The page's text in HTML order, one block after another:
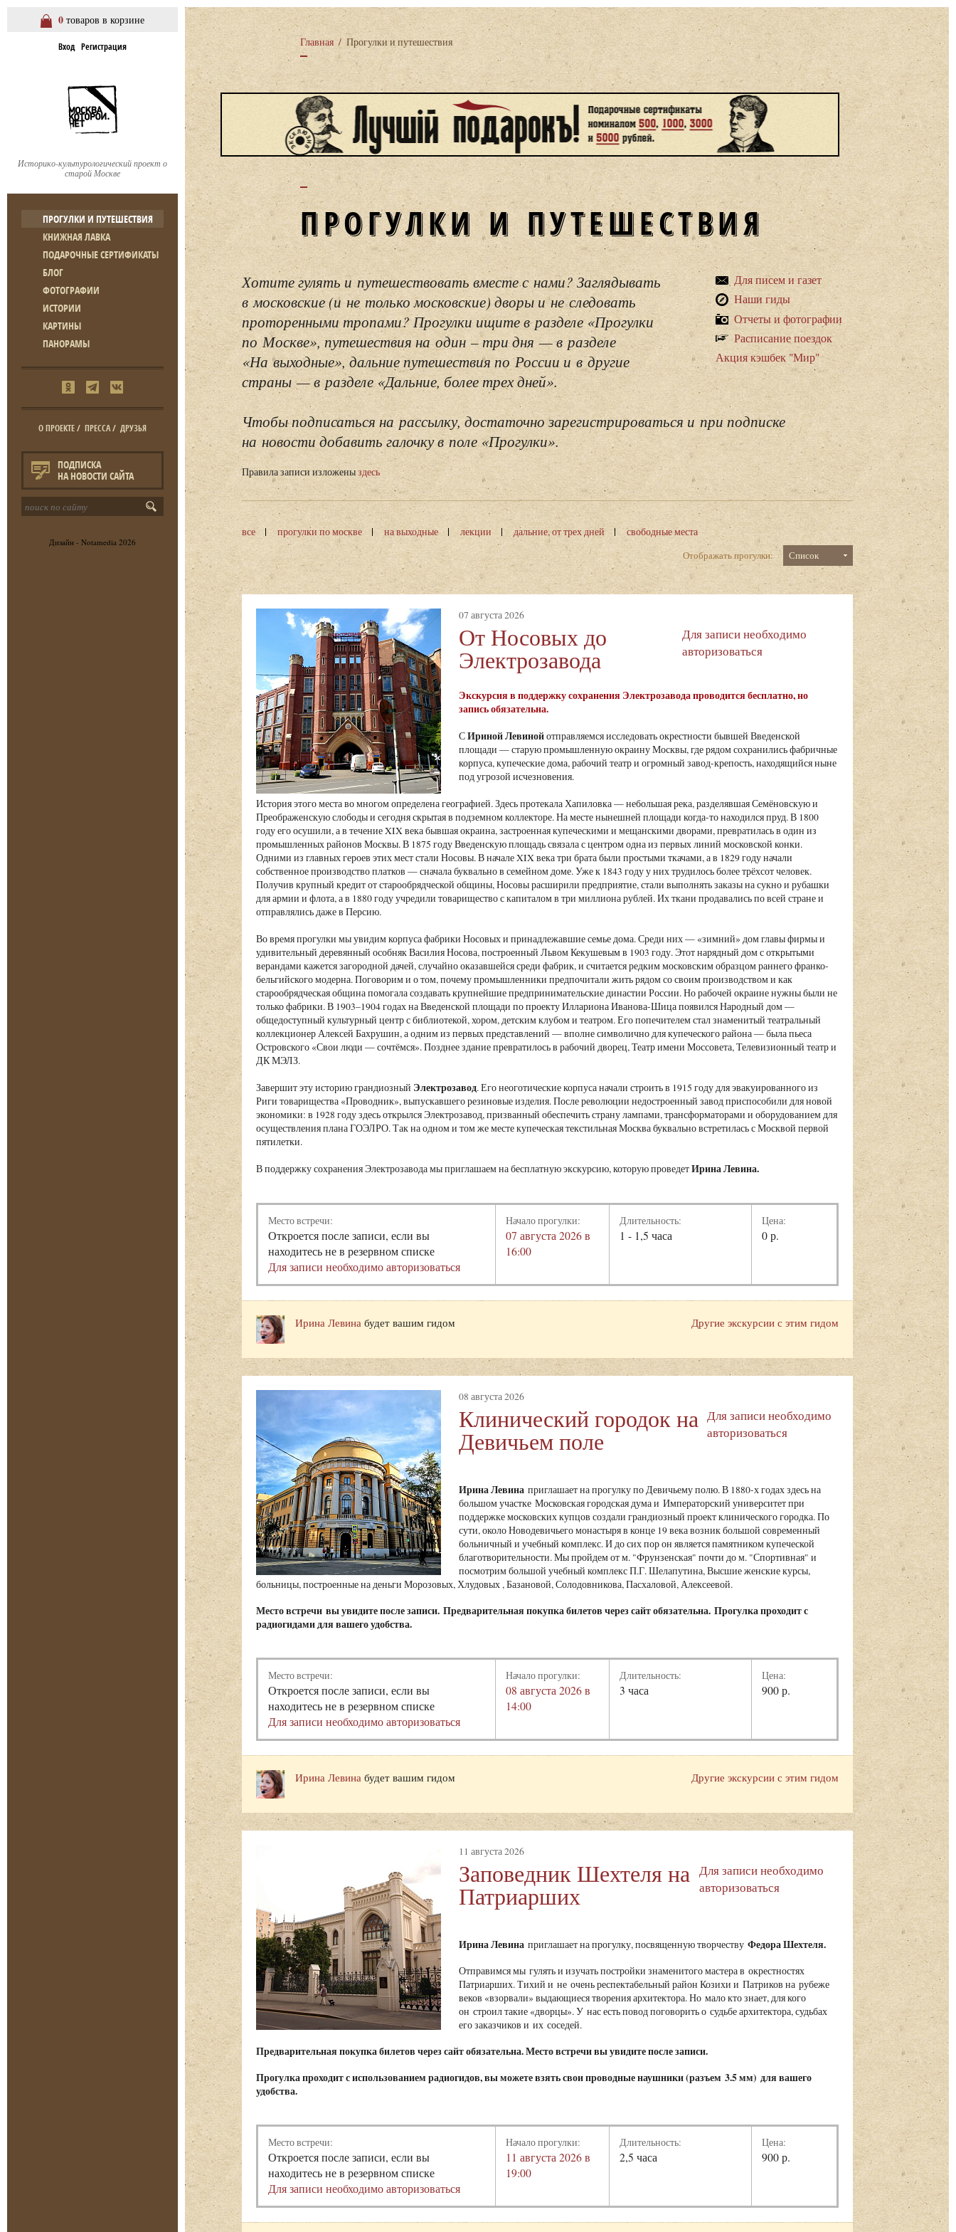
0 товаров в корзине
Вход Регистрация
Историко-культурологический проект о
старой Москве
ПРОГУЛКИ И ПУТЕШЕСТВИЯ
КНИЖНАЯ ЛАВКА
ПОДАРОЧНЫЕ СЕРТИФИКАТЫ
БЛОГ
ФОТОГРАФИИ
ИСТОРИИ
КАРТИНЫ
ПАНОРАМЫ
О ПРОЕКТЕ/ ПРЕССА/ ДРУЗЬЯ
ПОДПИСКА
НА НОВОСТИ САЙТА
Дизайн - Notamedia 2026
Главная / Прогулки и путешествия
ПРОГУЛКИ И ПУТЕШЕСТВИЯ
Для писем и газет
Наши гиды
Отчеты и фотографии
Расписание поездок
Акция кэшбек "Мир"
Хотите гулять и путешествовать вместе с нами? Заглядывать
в московские (и не только московские) дворы и не следовать
проторенными тропами? Прогулки ищите в разделе «Прогулки
по Москве», путешествия на один – три дня — в разделе
«На выходные», дальние путешествия по России и в другие
страны — в разделе «Дальние, более трех дней».
Чтобы подписаться на рассылку, достаточно зарегистрироваться и при подписке
на новости добавить галочку в поле «Прогулки».
Правила записи изложеныздесь
все прогулки по москве на выходные лекции дальние, от трех дней
свободные места
Отображать прогулки:
Список
07 августа 2026
От Носовых до
Электрозавода
Для записи необходимо
авторизоваться
Экскурсия в поддержку сохранения Электрозавода проводится бесплатно, но
запись обязательна.
СИриной Левинойотправляемся исследовать окрестности бывшей Введенской
площади — старую промышленную окраину Москвы, где рядом сохранились фабричные
корпуса, купеческие дома, рабочий театр и огромный завод-крепость, находящийся ныне
под угрозой исчезновения.
История этого места во многом определена географией. Здесь протекала Хапиловка — небольшая река, разделявшая Семёновскую и
Преображенскую слободы и сегодня скрытая в подземном коллекторе. На месте нынешней площади когда-то находился пруд. В 1800
году его осушили, а в течение XIX века бывшая окраина, застроенная купеческими и мещанскими дворами, превратилась в один из
промышленных районов Москвы. В 1875 году Введенскую площадь связала с центром одна из первых линий московской конки.
Одними из главных героев этих мест стали Носовы. В начале XIX века три брата были простыми ткачами, а в 1829 году начали
собственное производство платков — сначала буквально в семейном доме. Уже к 1843 году у них трудилось более трёхсот человек.
Получив крупный кредит от старообрядческой общины, Носовы расширили предприятие, стали выполнять заказы на сукно и рубашки
для армии и флота, а в 1880 году учредили товарищество с капиталом в три миллиона рублей. Их ткани продавались по всей стране и
отправлялись даже в Персию.
Во время прогулки мы увидим корпуса фабрики Носовых и принадлежавшие семье дома. Среди них — «зимний» дом главы фирмы и
удивительный деревянный особняк Василия Носова, построенный Львом Кекушевым в 1903 году. Этот нарядный дом с открытыми
верандами кажется загородной дачей, случайно оказавшейся среди фабрик, и считается редким московским образцом раннего франко-
бельгийского модерна. Поговорим и о том, почему промышленники предпочитали жить рядом со своим производством и как
старообрядческая община помогала создавать крупнейшие предпринимательские династии России. Но рабочей окраине нужны были не
только фабрики. В 1903–1904 годах на Введенской площади по проекту Иллариона Иванова-Шица появился Народный дом —
общедоступный культурный центр с библиотекой, хором, детским клубом и театром. Его попечителем стал знаменитый театральный
коллекционер Алексей Бахрушин, а одним из первых представлений — вполне символично для купеческого района — была пьеса
Островского «Свои люди — сочтёмся». Позднее здание превратилось в рабочий дворец, Театр имени Моссовета, Телевизионный театр и
ДК МЭЛЗ.
Завершит эту историю грандиозный Электрозавод. Его неоготические корпуса начали строить в 1915 году для эвакуированного из
Риги товарищества «Проводник», выпускавшего резиновые изделия. После революции недостроенный завод приспособили для новой
экономики: в 1928 году здесь открылся Электрозавод, призванный обеспечить страну лампами, трансформаторами и оборудованием для
осуществления плана ГОЭЛРО. Так на одном и том же месте купеческая текстильная Москва буквально встретилась с Москвой первой
пятилетки.
В поддержку сохранения Электрозавода мы приглашаем на бесплатную экскурсию, которую проведетИрина Левина.
Место встречи:
Откроется после записи, если вы
находитесь не в резервном списке
Для записи необходимо авторизоваться
Начало прогулки:
07 августа 2026 в
16:00
Длительность:
1 - 1,5 часа
Цена:
0 р.
Другие экскурсии с этим гидом
Ирина Левина будет вашим гидом
08 августа 2026
Клинический городок на
Девичьем поле
Для записи необходимо
авторизоваться
Ирина Левина приглашает на прогулку по Девичьему полю. В 1880-х годах здесь на
большом участке Московская городская дума и Императорский университет при
поддержке московских купцов создали грандиозный проект клинического городка. По
сути, около Новодевичьего монастыря в конце 19 века возник большой современный
больничный и учебный комплекс. И до сих пор он является памятником купеческой
благотворительности. Мы пройдем от м. "Фрунзенская" почти до м. "Спортивная" и
посмотрим большой учебный комплекс П.Г. Шелапутина, Высшие женские курсы,
больницы, построенные на деньги Морозовых, Хлудовых , Базановой, Солодовникова, Пасхаловой, Алексеевой.
Место встречи вы увидите после записи. Предварительная покупка билетов через сайт обязательна. Прогулка проходит с
радиогидами для вашего удобства.
Место встречи:
Откроется после записи, если вы
находитесь не в резервном списке
Для записи необходимо авторизоваться
Начало прогулки:
08 августа 2026 в
14:00
Длительность:
3 часа
Цена:
900 р.
Другие экскурсии с этим гидом
Ирина Левина будет вашим гидом
11 августа 2026
Заповедник Шехтеля на
Патриарших
Для записи необходимо
авторизоваться
Ирина Левина приглашает на прогулку, посвященную творчеству Федора Шехтеля.
Отправимся мы гулять и изучать постройки знаменитого мастера в окрестностях
Патриарших. Тихий и не очень респектабельный район Козихи и Патриков на рубеже
веков «взорвали» выдающиеся творения архитектора. Но мало кто знает, для кого
он строил такие «дворцы». У нас есть повод поговорить о судьбе архитектора, судьбах
его заказчиков и их соседей.
Предварительная покупка билетов через сайт обязательна. Место встречи вы увидите после записи.
Прогулка проходит с использованием радиогидов, вы можете взять свои проводные наушники (разъем 3.5 мм) для вашего
удобства.
Место встречи:
Откроется после записи, если вы
находитесь не в резервном списке
Для записи необходимо авторизоваться
Начало прогулки:
11 августа 2026 в
19:00
Длительность:
2,5 часа
Цена:
900 р.